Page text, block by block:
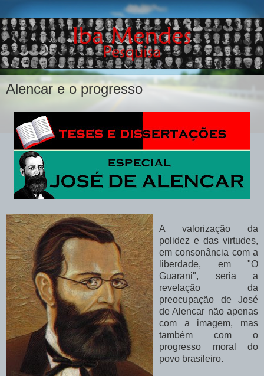
Alencar e o progresso
A valorização da
polidez e das virtudes,
em consonância com a
liberdade, em "O
Guarani", seria a
revelação da
preocupação de José
de Alencar não apenas
com a imagem, mas
também com o
progresso moral do
povo brasileiro.